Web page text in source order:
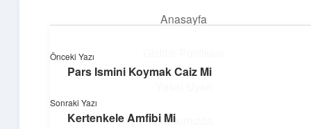
Anasayfa
Hakkımızda
Pratik Çözüm Rehberi
Hayatını kolaylaştıran zekice fikirler!
Önceki Yazı
Pars Ismini Koymak Caiz Mi
Sonraki Yazı
Kertenkele Amfibi Mi